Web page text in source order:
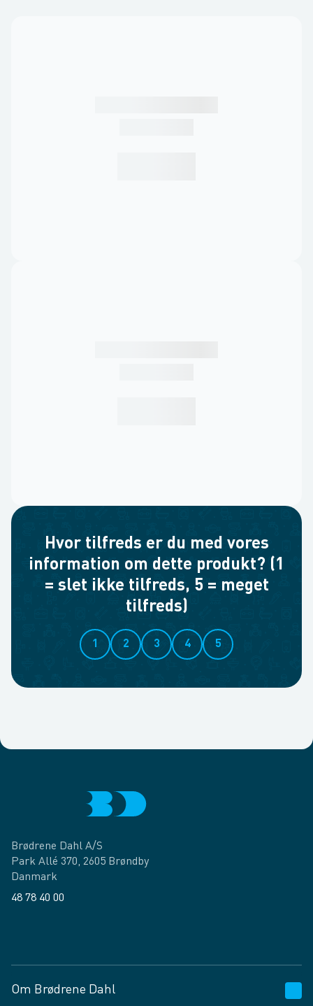
Hvor tilfreds er du med vores
information om dette produkt? (1
= slet ikke tilfreds, 5 = meget
tilfreds)
1 2 3 4 5
Brødrene Dahl A/S
Park Allé 370, 2605 Brøndby
Danmark
48 78 40 00
Om Brødrene Dahl